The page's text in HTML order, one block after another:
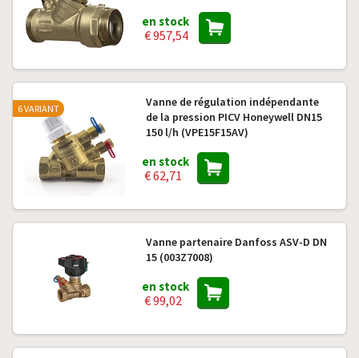
en stock
€ 957,54
Vanne de régulation indépendante
de la pression PICV Honeywell DN15
150 l/h (VPE15F15AV)
en stock
€ 62,71
6 VARIANT
Vanne partenaire Danfoss ASV-D DN
15 (003Z7008)
en stock
€ 99,02